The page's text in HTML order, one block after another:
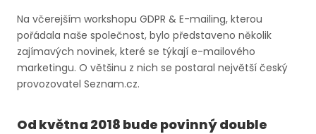
Na včerejším workshopu GDPR & E-mailing, kterou
pořádala naše společnost, bylo představeno několik
zajímavých novinek, které se týkají e-mailového
marketingu. O většinu z nich se postaral největší český
provozovatel Seznam.cz.
Od května 2018 bude povinný double